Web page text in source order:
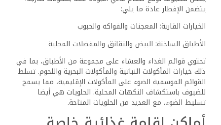
يقدم منتجع أمارينا صن وأكوا بارك في مصر مجموعة متنوعة
من الأنشطة الجذابة لضمان حصول الضيوف على إقامة لا تنسى.
إنها تلبي احتياجات العائلات والأفراد على حد سواء مع العديد
من المرافق وخيارات الترفيه.
مميزات الحديقة المائية
يتميز المنتجع بحديقة مائية حديثة تروق للضيوف من جميع
الأعمار. يتكون من العديد من الشرائح المائية المثيرة والأنهار
الكسولة ومنصات البداية. يمكن للعائلات الاستمتاع بمنطقة
الأطفال المخصصة، والتي تم تصميمها مع وضع الضيوف الأصغر
سنا في الاعتبار.